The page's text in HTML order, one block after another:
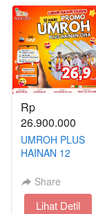
Rp
26.900.000
UMROH PLUS
HAINAN 12
TAHUN
Share
`Lihat Detil